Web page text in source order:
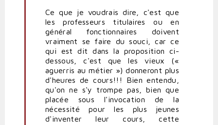
Ce que je voudrais dire, c'est que
les professeurs titulaires ou en
général fonctionnaires doivent
vraiment se faire du souci, car ce
qui est dit dans la proposition ci-
dessous, c'est que les vieux («
aguerris au métier ») donneront plus
d'heures de cours!!! Bien entendu,
qu'on ne s'y trompe pas, bien que
placée sous l'invocation de la
nécessité pour les plus jeunes
d'inventer leur cours, cette